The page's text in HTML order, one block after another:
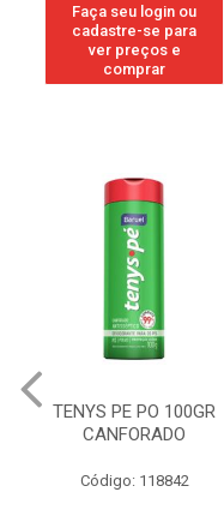
Faça seu login ou
cadastre-se para
ver preços e
comprar
TENYS PE PO 100GR
CANFORADO
Código: 118842